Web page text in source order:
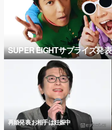
SUPER EIGHTサプライズ発表
再婚発表 お相手は妊娠中